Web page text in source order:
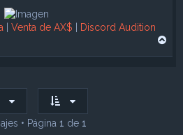
Venta de AX$
Discord Audition
• Página 1 de 1